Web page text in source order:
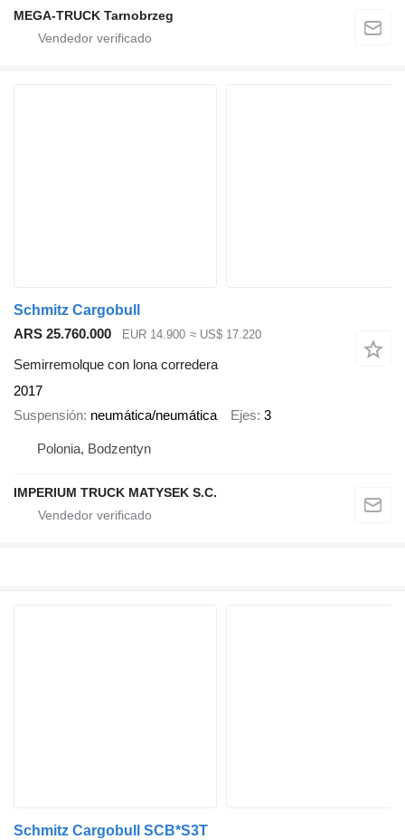
MEGA-TRUCK Tarnobrzeg
Schmitz Cargobull
ARS 25.760.000
EUR 14.900 ≈ US$ 17.220
Semirremolque con lona corredera
2017
Suspensión neumática/neumática Ejes 3
Polonia, Bodzentyn
IMPERIUM TRUCK MATYSEK S.C.
Schmitz Cargobull SCB*S3T